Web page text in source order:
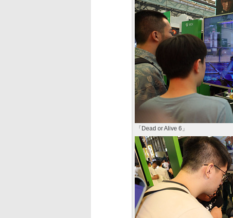
「Dead or Alive 6」